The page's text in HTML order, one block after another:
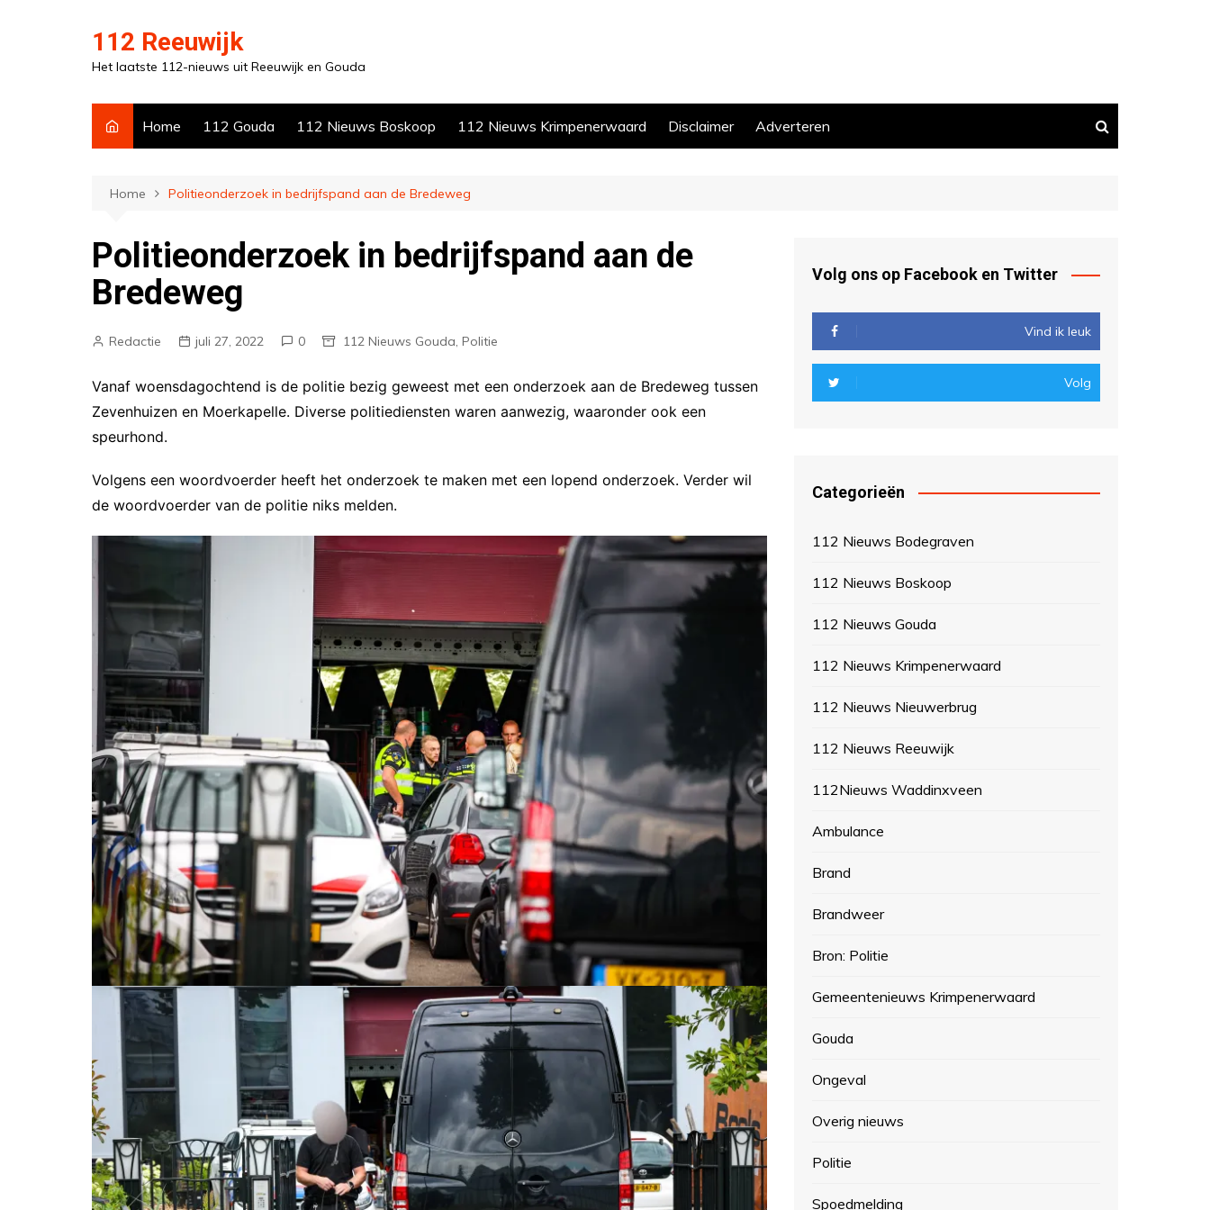
112 Reeuwijk
Het laatste 112-nieuws uit Reeuwijk en Gouda
Home 112 Gouda 112 Nieuws Boskoop 112 Nieuws Krimpenerwaard Disclaimer Adverteren
Home Politieonderzoek in bedrijfspand aan de Bredeweg
Politieonderzoek in bedrijfspand aan de
Bredeweg
Redactie juli 27, 2022 0 112 Nieuws Gouda, Politie
Vanaf woensdagochtend is de politie bezig geweest met een onderzoek aan de Bredeweg tussen
Zevenhuizen en Moerkapelle. Diverse politiediensten waren aanwezig, waaronder ook een
speurhond.
Volgens een woordvoerder heeft het onderzoek te maken met een lopend onderzoek. Verder wil
de woordvoerder van de politie niks melden.
Volg ons op Facebook en Twitter
Vind ik leuk
Volg
Categorieën
112 Nieuws Bodegraven
112 Nieuws Boskoop
112 Nieuws Gouda
112 Nieuws Krimpenerwaard
112 Nieuws Nieuwerbrug
112 Nieuws Reeuwijk
112Nieuws Waddinxveen
Ambulance
Brand
Brandweer
Bron: Politie
Gemeentenieuws Krimpenerwaard
Gouda
Ongeval
Overig nieuws
Politie
Spoedmelding